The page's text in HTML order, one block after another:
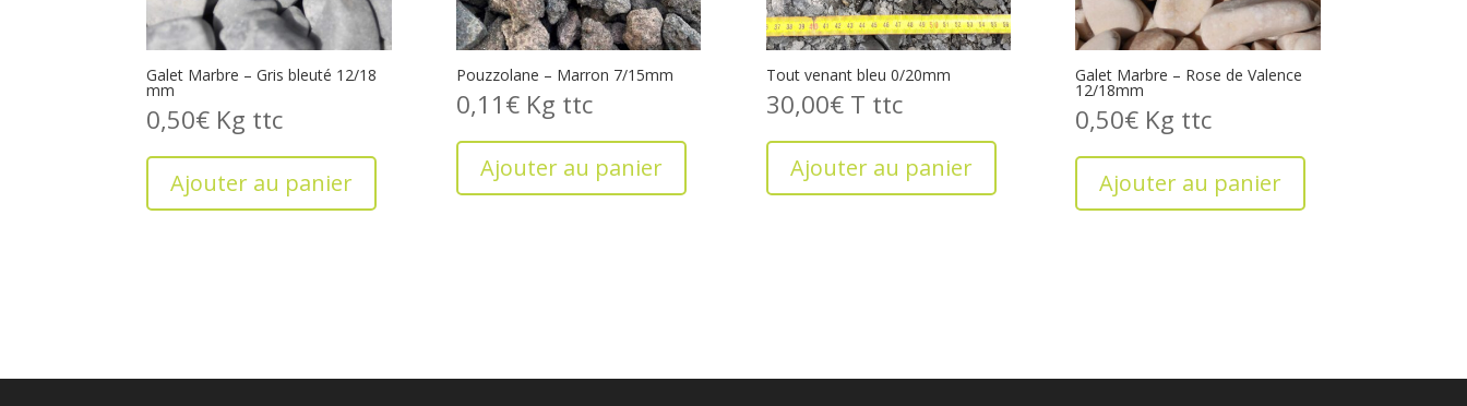
Galet Marbre – Gris bleuté 12/18
mm
0,50€ Kg
Ajouter au panier
Pouzzolane – Marron 7/15mm
0,11€ Kg
Ajouter au panier
Tout venant bleu 0/20mm
30,00€ T
Ajouter au panier
Galet Marbre – Rose de Valence
12/18mm
0,50€ Kg
Ajouter au panier